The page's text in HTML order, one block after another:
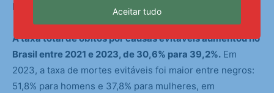
homicídios, latrocínios, etc.).
A taxa total de óbitos por causas evitáveis aumentou no
Brasil entre 2021 e 2023, de 30,6% para 39,2%. Em
2023, a taxa de mortes evitáveis foi maior entre negros:
51,8% para homens e 37,8% para mulheres, em
Aceitar tudo